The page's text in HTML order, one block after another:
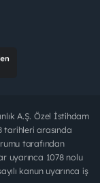
A.Ş. Özel İstihdam
arasında
tarafından
uyarınca 1078 nolu
kanun uyarınca iş